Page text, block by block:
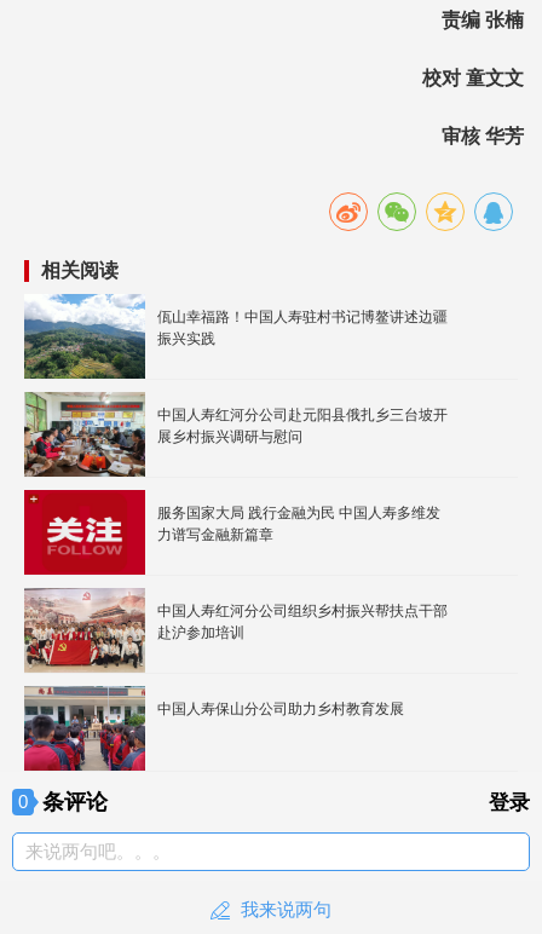
责编 张楠
校对 童文文
审核 华芳
相关阅读
佤山幸福路！中国人寿驻村书记博鳌讲述边疆
振兴实践
中国人寿红河分公司赴元阳县俄扎乡三台坡开
展乡村振兴调研与慰问
服务国家大局 践行金融为民 中国人寿多维发
力谱写金融新篇章
中国人寿红河分公司组织乡村振兴帮扶点干部
赴沪参加培训
中国人寿保山分公司助力乡村教育发展
0 条评论 登录
来说两句吧。。。
我来说两句